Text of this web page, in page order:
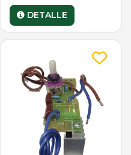
DETALLE